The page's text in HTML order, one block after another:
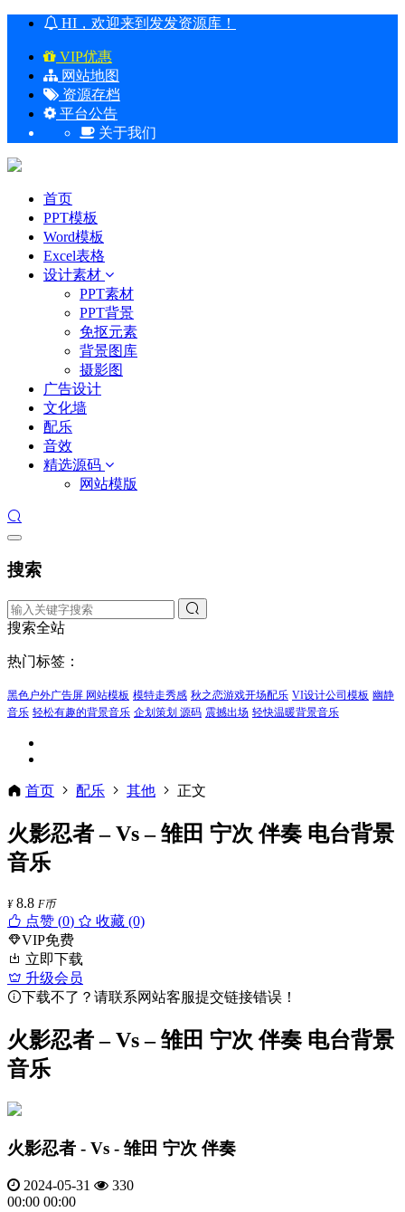
HI，欢迎来到发发资源库！
VIP优惠
网站地图
资源存档
平台公告
关于我们
首页
PPT模板
Word模板
Excel表格
设计素材
PPT素材
PPT背景
免抠元素
背景图库
摄影图
广告设计
文化墙
配乐
音效
精选源码
网站模版
搜索
搜索全站
热门标签：
黑色户外广告屏 网站模板 模特走秀感 秋之恋游戏开场配乐 VI设计公司模板 幽静
音乐 轻松有趣的背景音乐 企划策划 源码 震撼出场 轻快温暖背景音乐
首页 配乐 其他 正文
火影忍者 – Vs – 雏田 宁次 伴奏 电台背景
音乐
¥ 8.8 F币
点赞 (0)
收藏 (0)
VIP免费
立即下载
升级会员
下载不了？请联系网站客服提交链接错误！
火影忍者 – Vs – 雏田 宁次 伴奏 电台背景
音乐
火影忍者 - Vs - 雏田 宁次 伴奏
2024-05-31
330
00:00 00:00